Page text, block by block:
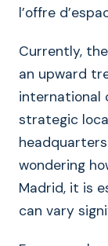
l’offre
Currently,
an upward
international
strategic
wondering
Madrid, it is
can vary